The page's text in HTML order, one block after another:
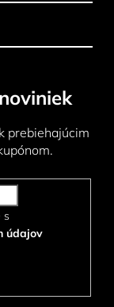
prebiehajúcim
údajov